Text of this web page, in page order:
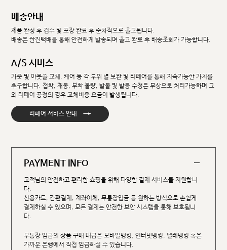
배송안내
제품 완성 후 검수 및 포장 완료 후 순차적으로 출고됩니다.
배송은 한진택배를 통해 안전하게 발송되며 출고 완료 후 배송조회가 가능합니다.
A/S 서비스
가죽 및 아웃솔 교체, 케어 등 각 부위 별 보완 및 리페어를 통해 지속가능한 가치를
추구합니다. 접착, 재봉, 부착 불량, 발볼 및 발등 수정은 무상으로 처리가능하며 그
외 리페어 공정의 경우 교체비용 요금이 발생됩니다.
리페어 서비스 안내 →
PAYMENT INFO
고객님의 안전하고 편리한 쇼핑을 위해 다양한 결제 서비스를 지원합니
다.
신용카드, 간편결제, 계좌이체, 무통장입금 등 원하는 방식으로 손쉽게
결제하실 수 있으며, 모든 결제는 안전한 보안 시스템을 통해 보호됩니
다.
무통장 입금의 상품 구매 대금은 모바일뱅킹, 인터넷뱅킹, 텔레뱅킹 혹은
가까운 은행에서 직접 입금하실 수 있습니다.